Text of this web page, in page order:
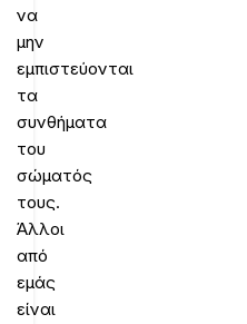
να
μην
εμπιστεύονται
τα
συνθήματα
του
σώματός
τους.
Άλλοι
από
εμάς
είναι